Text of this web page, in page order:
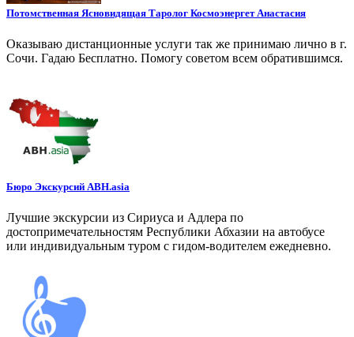
Потомственная Ясновидящая Таролог Космоэнергет Анастасия
Оказываю дистанционные услуги так же принимаю лично в г.
Сочи. Гадаю Бесплатно. Помогу советом всем обратившимся.
Бюро Экскурсий ABH.asia
Лучшие экскурсии из Сириуса и Адлера по
достопримечательностям Республики Абхазии на автобусе
или индивидуальным туром с гидом-водителем ежедневно.